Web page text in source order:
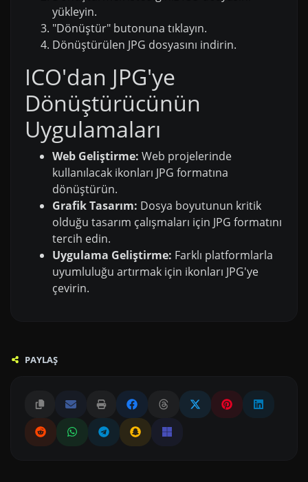
yükleyin.
"Dönüştür" butonuna tıklayın.
Dönüştürülen JPG dosyasını indirin.
ICO'dan JPG'ye
Dönüştürücünün
Uygulamaları
Web Geliştirme: Web projelerinde
kullanılacak ikonları JPG formatına
dönüştürün.
Grafik Tasarım: Dosya boyutunun kritik
olduğu tasarım çalışmaları için JPG formatını
tercih edin.
Uygulama Geliştirme: Farklı platformlarla
uyumluluğu artırmak için ikonları JPG'ye
çevirin.
PAYLAŞ